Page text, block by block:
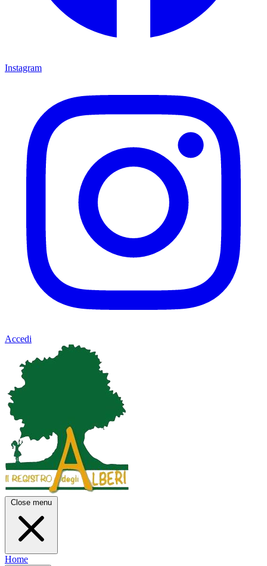
Instagram
Accedi
Close menu
Home